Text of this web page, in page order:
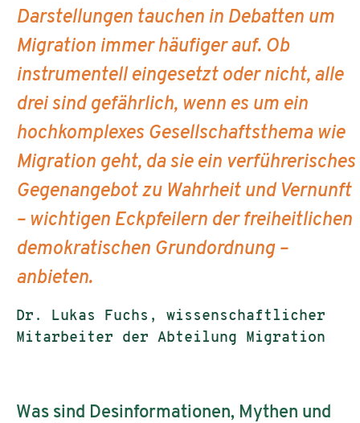
Darstellungen tauchen in Debatten um
Migration immer häufiger auf. Ob
instrumentell eingesetzt oder nicht, alle
drei sind gefährlich, wenn es um ein
hochkomplexes Gesellschaftsthema wie
Migration geht, da sie ein verführerisches
Gegenangebot zu Wahrheit und Vernunft
– wichtigen Eckpfeilern der freiheitlichen
demokratischen Grundordnung –
anbieten.
Dr. Lukas Fuchs, wissenschaftlicher
Mitarbeiter der Abteilung Migration
Was sind Desinformationen, Mythen und